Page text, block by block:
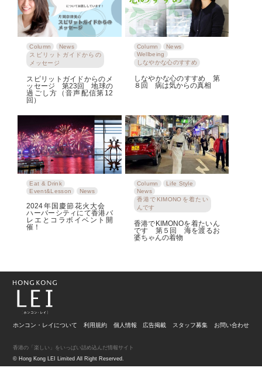
Column
News
スピリットガイドからの
メッセージ
スピリットガイドからのメ
ッセージ 第23回 地球の
過ごし方（音声配信第12
回）
Column
News
Wellbeing
しなやかな心のすすめ
しなやかな心のすすめ 第
８回 病は気からの真相
Eat & Drink
Event&Lesson
News
2024年国慶節花火大会
ハーバーシティにて香港バ
レエとコラボイベント開
催！
Column
Life Style
News
香港でKIMONOを着たい
んです
香港でKIMONOを着たいん
です 第５回 海を渡るお
婆ちゃんの着物
ホンコン・レイについて 利用規約 個人情報 広告掲載 スタッフ募集 お問い合わせ
© Hong Kong LEI Limited All Right Reserved.
香港の「楽しい」をいっぱい詰め込んだ情報サイト